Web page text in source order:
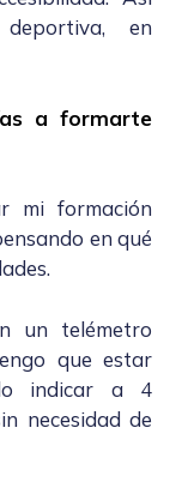
en
a formarte
mi formación
en qué
un telémetro
que estar
indicar a 4
necesidad de